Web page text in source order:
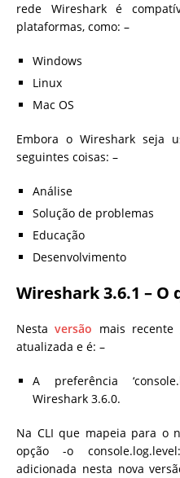
rede Wireshark é
plataformas, como: –
Windows
Linux
Mac OS
Embora o Wireshark seja
seguintes coisas: –
Análise
Solução de problemas
Educação
Desenvolvimento
Wireshark 3.6.1 – O
Nestaversão mais
atualizada e é: –
A preferência
Wireshark 3.6.0.
Na CLI que mapeia para o
opção -o
adicionada nesta nova